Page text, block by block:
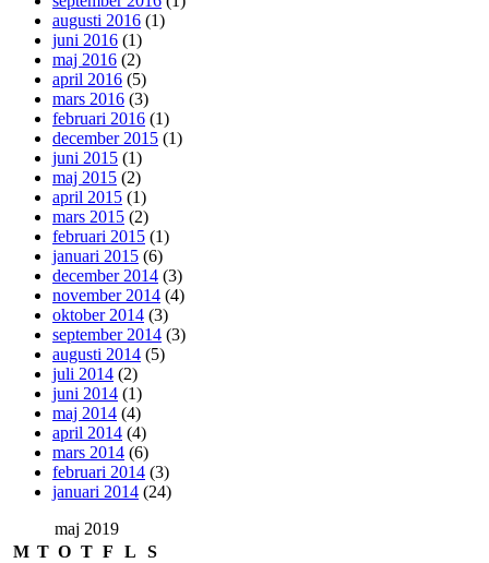
augusti 2016 (1)
juni 2016 (1)
maj 2016 (2)
april 2016 (5)
mars 2016 (3)
februari 2016 (1)
december 2015 (1)
juni 2015 (1)
maj 2015 (2)
april 2015 (1)
mars 2015 (2)
februari 2015 (1)
januari 2015 (6)
december 2014 (3)
november 2014 (4)
oktober 2014 (3)
september 2014 (3)
augusti 2014 (5)
juli 2014 (2)
juni 2014 (1)
maj 2014 (4)
april 2014 (4)
mars 2014 (6)
februari 2014 (3)
januari 2014 (24)
maj 2019
M T O T F L S